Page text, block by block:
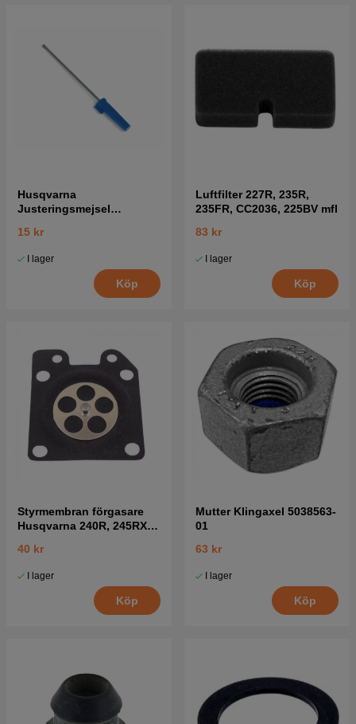
Husqvarna
Justeringsmejsel
15 kr
I lager
Köp
Luftfilter 227R, 235R,
235FR, CC2036, 225BV mfl
83 kr
I lager
Köp
Styrmembran förgasare
Husqvarna 240R, 245RX,
40 kr
I lager
Köp
Mutter Klingaxel 5038563-
01
63 kr
I lager
Köp